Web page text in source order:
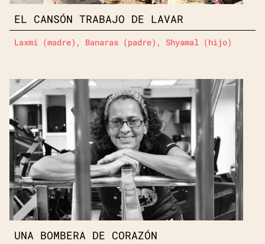
EL CANSÓN TRABAJO DE LAVAR
Laxmi (madre), Banaras (padre), Shyamal (hijo)
UNA BOMBERA DE CORAZÓN